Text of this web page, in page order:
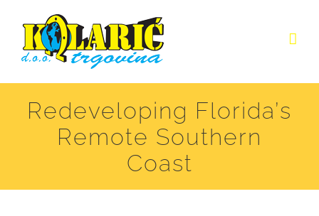
content
Redeveloping Florida’s
Remote Southern
Coast